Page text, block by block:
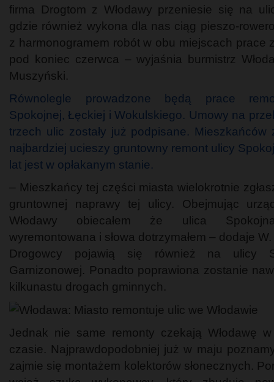
firma Drogtom z Włodawy przeniesie się na
gdzie również wykona dla nas ciąg pieszo-
z harmonogramem robót w obu miejscach prace
pod koniec czerwca – wyjaśnia burmistrz
Muszyński.
Równolegle prowadzone będą prace
Spokojnej, Łęckiej i Wokulskiego. Umowy na
trzech ulic zostały już podpisane. Mieszkańców
najbardziej ucieszy gruntowny remont ulicy
lat jest w opłakanym stanie.
– Mieszkańcy tej części miasta wielokrotnie
gruntownej naprawy tej ulicy. Obejmując
Włodawy obiecałem że ulica
wyremontowana i słowa dotrzymałem – dodaje
Drogowcy pojawią się również na ulicy
Garnizonowej. Ponadto poprawiona zostanie
kilkunastu drogach gminnych.
Jednak nie same remonty czekają Włodawę
czasie. Najprawdopodobniej już w maju
zajmie się montażem kolektorów słonecznych.